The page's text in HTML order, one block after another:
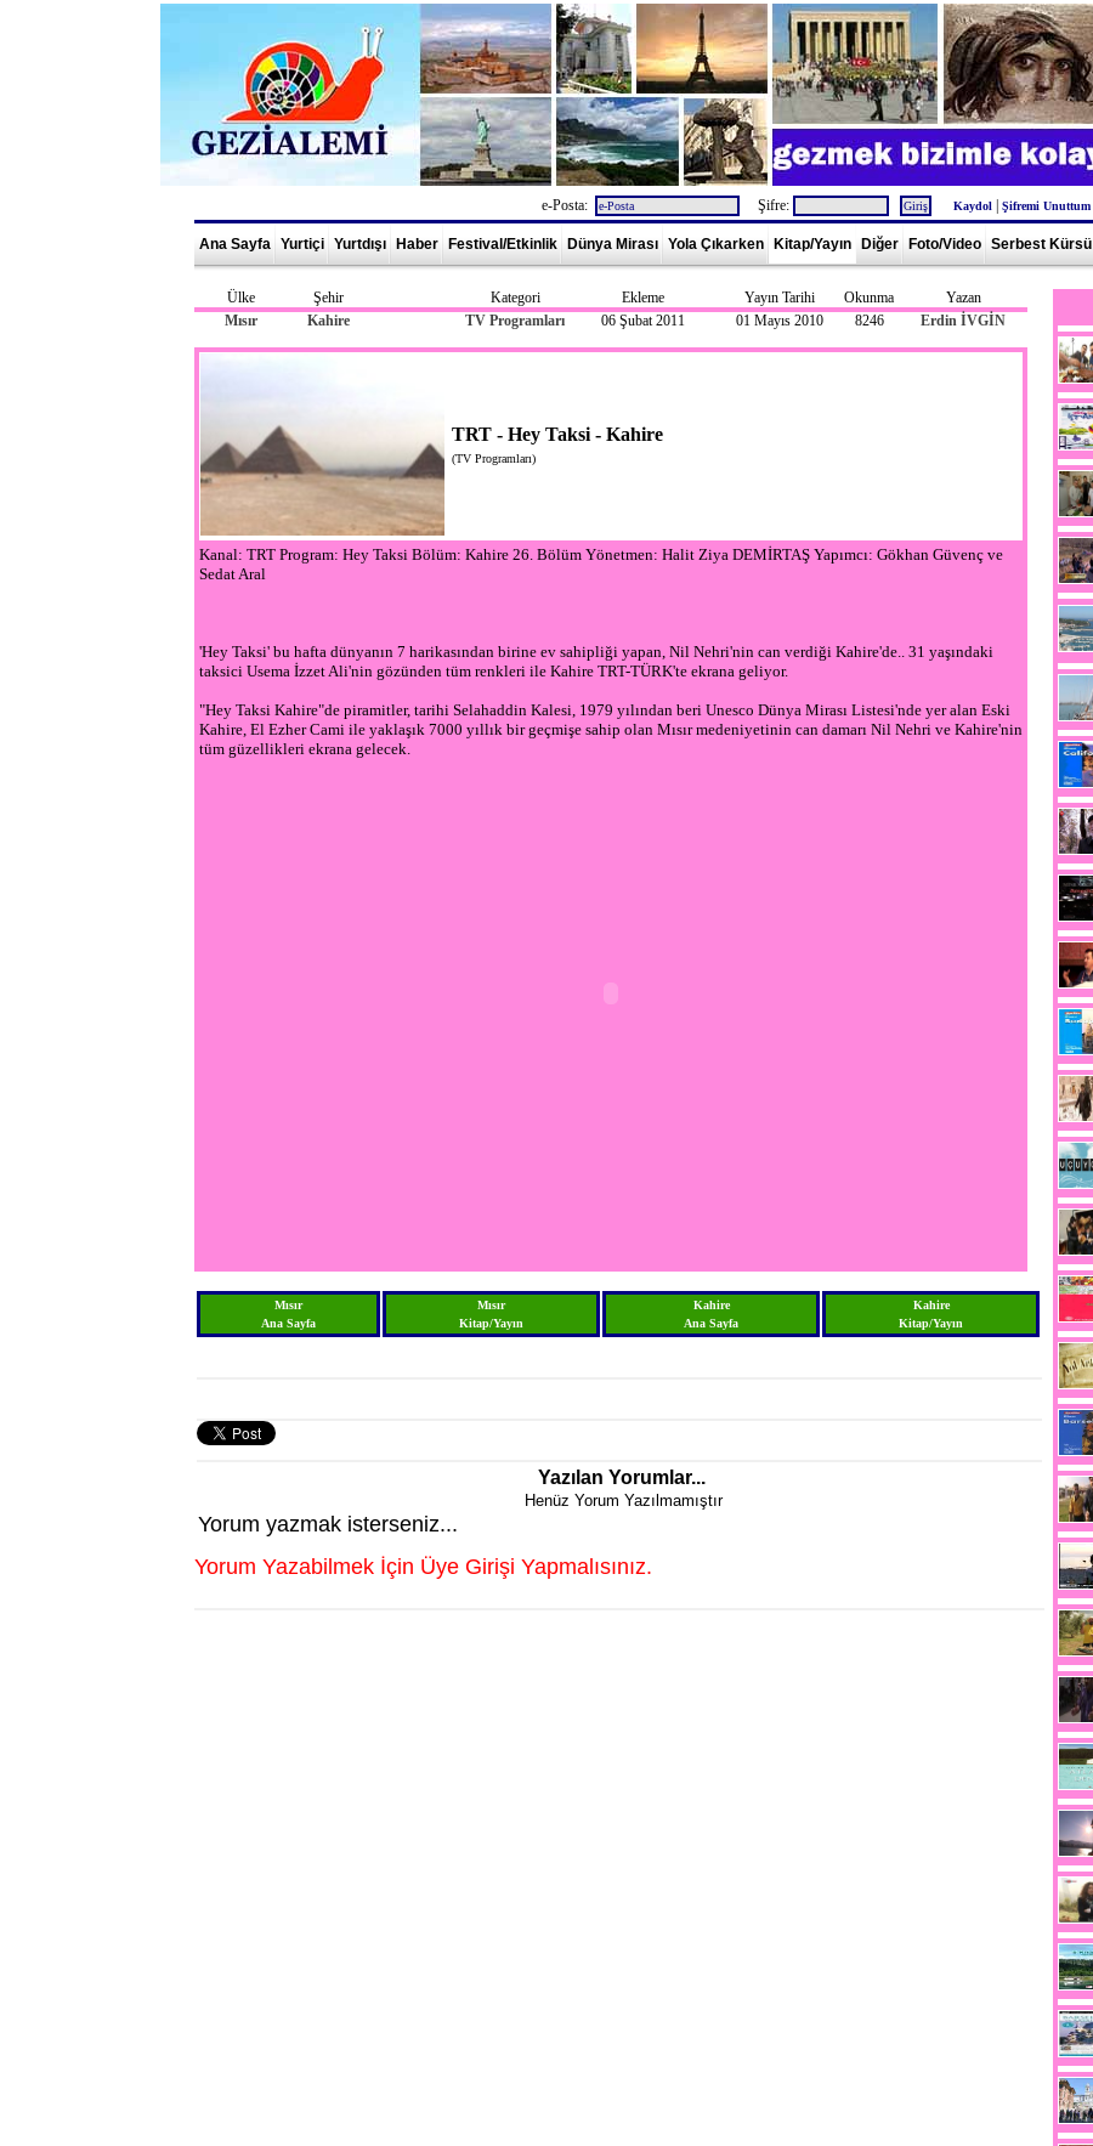
e-Posta: Şifre: Kaydol Şifremi Unuttum
Ana Sayfa Yurtiçi Yurtdışı Haber Festival/Etkinlik Dünya Mirası Yola Çıkarken Kitap/Yayın Diğer Foto/Video Serbest Kürsü
Ülke Şehir Kategori Ekleme Yayın Tarihi Okunma
Yazan
Mısır
Kahire TV Programları 06 Şubat 2011 01 Mayıs 2010 8246 Erdin İVGİN
TRT - Hey Taksi - Kahire
(TV Programları)
Kanal: TRT Program: Hey Taksi Bölüm: Kahire 26. Bölüm Yönetmen: Halit Ziya DEMİRTAŞ Yapımcı: Gökhan Güvenç ve
Sedat Aral
'Hey Taksi' bu hafta dünyanın 7 harikasından birine ev sahipliği yapan, Nil Nehri'nin can verdiği Kahire'de.. 31 yaşındaki
taksici Usema İzzet Ali'nin gözünden tüm renkleri ile Kahire TRT-TÜRK'te ekrana geliyor.
"Hey Taksi Kahire"de piramitler, tarihi Selahaddin Kalesi, 1979 yılından beri Unesco Dünya Mirası Listesi'nde yer alan Eski
Kahire, El Ezher Cami ile yaklaşık 7000 yıllık bir geçmişe sahip olan Mısır medeniyetinin can damarı Nil Nehri ve Kahire'nin
tüm güzellikleri ekrana gelecek.
Mısır
Ana Sayfa
Mısır
Kitap/Yayın
Kahire
Ana Sayfa
Kahire
Kitap/Yayın
Yazılan Yorumlar...
Henüz Yorum Yazılmamıştır
Yorum yazmak isterseniz...
Yorum Yazabilmek İçin Üye Girişi Yapmalısınız.